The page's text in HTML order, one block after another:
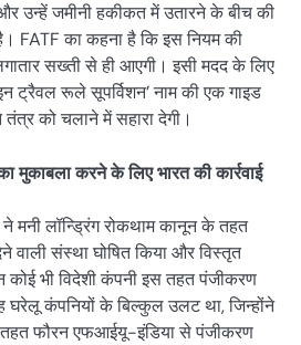
उन्हें जमीनी हकीकत में उतारने के बीच की
FATF का कहना है कि इस नियम की
सख्ती से ही आएगी। इसी मदद के लिए
ट्रैवल रूले सूपर्विशन’ नाम की एक गाइड
को चलाने में सहारा देगी।
करने के लिए भारत की कार्रवाई
मनी लॉन्ड्रिंग रोकथाम कानून के तहत
वाली संस्था घोषित किया और विस्तृत
कोई भी विदेशी कंपनी इस तहत पंजीकरण
घरेलू कंपनियों के बिल्कुल उलट था, जिन्होंने
तहत फौरन एफआईयू-इंडिया से पंजीकरण